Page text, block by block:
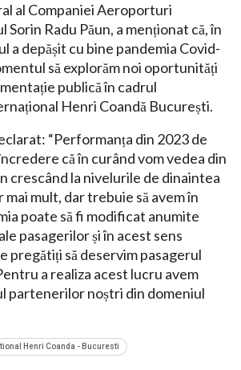
al Companiei Aeroporturi
Sorin Radu Păun, a menționat că, în
a depășit cu bine pandemia Covid-
să explorăm noi oportunități
publică în cadrul
Henri Coandă București.
“Performanța din 2023 de
că în curând vom vedea din
crescând la nivelurile de dinaintea
mai mult, dar trebuie să avem în
poate să fi modificat anumite
pasagerilor și în acest sens
pregătiți să deservim pasagerul
a realiza acest lucru avem
partenerilor noștri din domeniul
Henri Coanda - Bucuresti